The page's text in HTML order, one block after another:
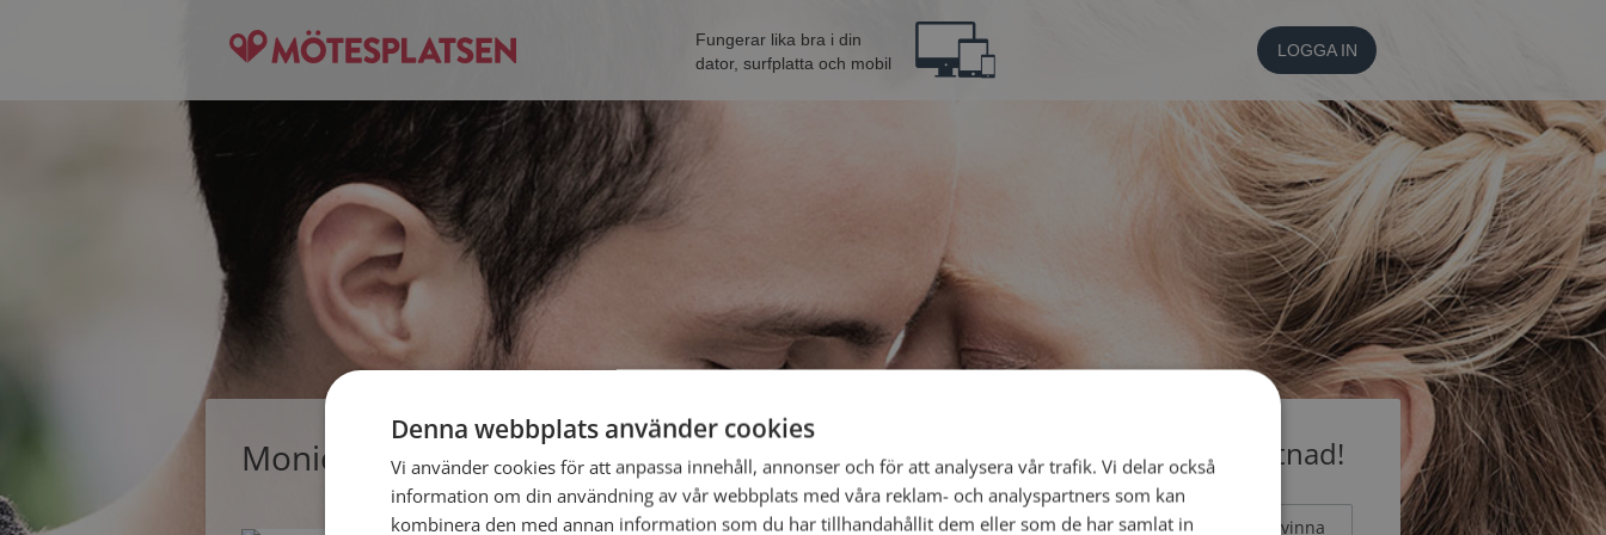
Fungerar lika bra i din
dator, surfplatta och mobil
LOGGA IN
Monica, singelkvinna från Eskilstuna Bli medlem utan kostnad!
Jag är en: Man Kvinna
Denna webbplats använder cookies
Vi använder cookies för att anpassa innehåll, annonser och för att analysera vår trafik. Vi delar också
information om din användning av vår webbplats med våra reklam- och analyspartners som kan
kombinera den med annan information som du har tillhandahållit dem eller som de har samlat in